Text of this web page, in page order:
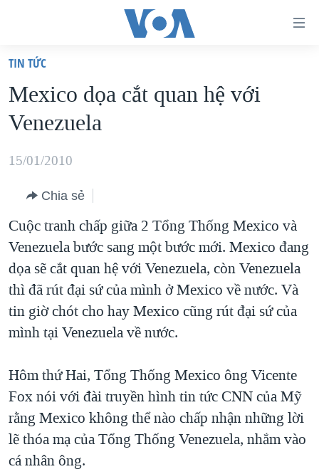
truy
cập
Tới
dung
chính
điều
hướng
chính
Đi
tới
"Tìm"
VIỆT NAM
HOA KỲ
BIỂN ĐÔNG
BLOG
DIỄN ĐÀN
MỤC
TỰ DO BÁO CHÍ
VẠCH TRẦN TIN GIẢ
NGƯỜI VIỆT HẢI NGOẠI
KHOA HỌC
SỨC KHOẺ
VĂN HOÁ
CHUYÊN ĐỀ
CHIẾN TRANH THƯƠNG MẠI CỦA MỸ: QUÁ KHỨ VÀ HIỆN
TẠI
MỘT NĂM CHIẾN TRANH TẠI DẢI GAZA
GIẢI MÃ VÀNH ĐAI & CON ĐƯỜNG
NGÀY TỊ NẠN THẾ GIỚI
TRỊNH VĨNH BÌNH - NGƯỜI HẠ 'BÊN THẮNG CUỘC'
HỌC TIẾNG ANH
VIDEO
MẠNG XÃ HỘI
Ngôn ngữ khác
TIN TỨC
Mexico dọa cắt quan hệ với
Venezuela
15/01/2010
Chia sẻ
Cuộc tranh chấp giữa 2 Tổng Thống Mexico và
Venezuela bước sang một bước mới. Mexico đang
dọa sẽ cắt quan hệ với Venezuela, còn Venezuela
thì đã rút đại sứ của mình ở Mexico về nước. Và
tin giờ chót cho hay Mexico cũng rút đại sứ của
mình tại Venezuela về nước.
Hôm thứ Hai, Tổng Thống Mexico ông Vicente
Fox nói với đài truyền hình tin tức CNN của Mỹ
rằng Mexico không thể nào chấp nhận những lời
lẽ thóa mạ của Tổng Thống Venezuela, nhắm vào
cá nhân ông.